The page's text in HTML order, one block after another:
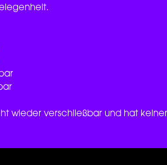
wieder verschließbar und hat